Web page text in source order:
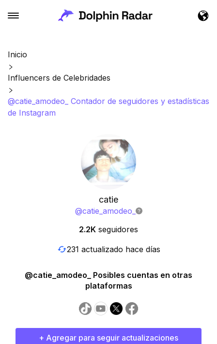
Inicio
Influencers de Celebridades
@catie_amodeo_ Contador de seguidores y estadísticas
de Instagram
catie
@catie_amodeo_
2.2K seguidores
231 actualizado hace días
@catie_amodeo_ Posibles cuentas en otras
plataformas
+ Agregar para seguir actualizaciones